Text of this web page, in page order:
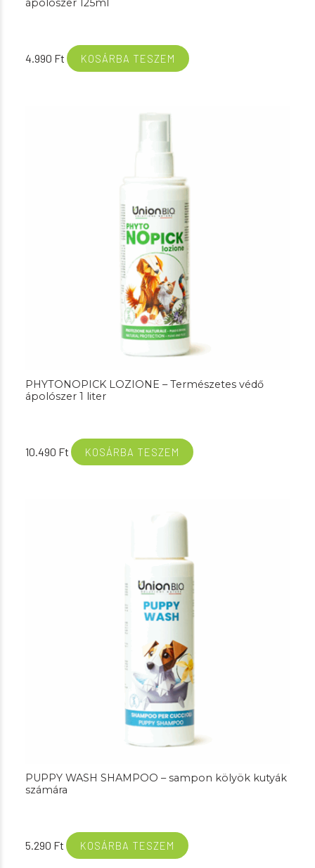
ápolószer 125ml
4.990 Ft KOSÁRBA TESZEM
PHYTONOPICK LOZIONE – Természetes védő
ápolószer 1 liter
10.490 Ft KOSÁRBA TESZEM
PUPPY WASH SHAMPOO – sampon kölyök kutyák
számára
5.290 Ft KOSÁRBA TESZEM